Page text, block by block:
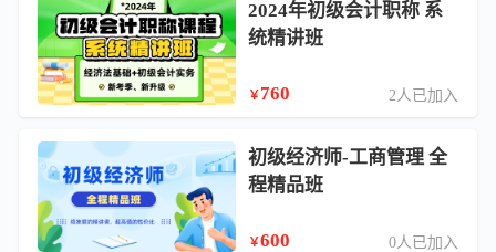
2024年初级会计职称 系
统精讲班
￥760 2人已加入
初级经济师-工商管理 全
程精品班
￥600 0人已加入